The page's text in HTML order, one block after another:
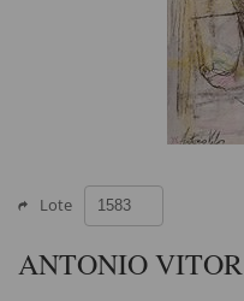
Lote
ANTONIO VITOR